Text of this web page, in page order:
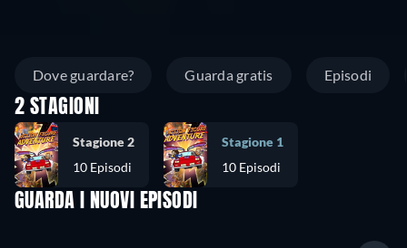
Dove guardare? Guarda gratis Episodi
2 STAGIONI
Stagione 2
10 Episodi
Stagione 1
10 Episodi
GUARDA I NUOVI EPISODI